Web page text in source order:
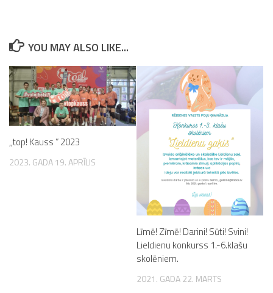
YOU MAY ALSO LIKE...
,,top! Kauss ” 2023
2023. GADA 19. APRĪLIS
Līmē! Zīmē! Darini! Sūti! Svini!
Lieldienu konkurss 1.-6.klašu
skolēniem.
2021. GADA 22. MARTS